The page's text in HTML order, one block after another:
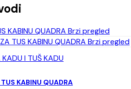
Brzi pregled
Brzi pregled
KADU I TUŠ KADU
KABINU QUADRA